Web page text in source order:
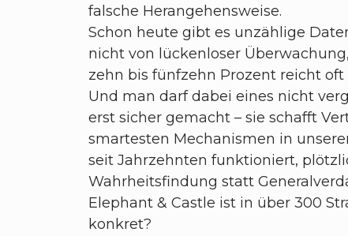
falsche Herangehensweise.
Schon heute gibt es unzählige
nicht von lückenloser
zehn bis fünfzehn Prozent reicht
Und man darf dabei eines nicht
erst sicher gemacht – sie schafft
smartesten Mechanismen in
seit Jahrzehnten funktioniert,
Wahrheitsfindung statt
Elephant & Castle ist in über 300
konkret?